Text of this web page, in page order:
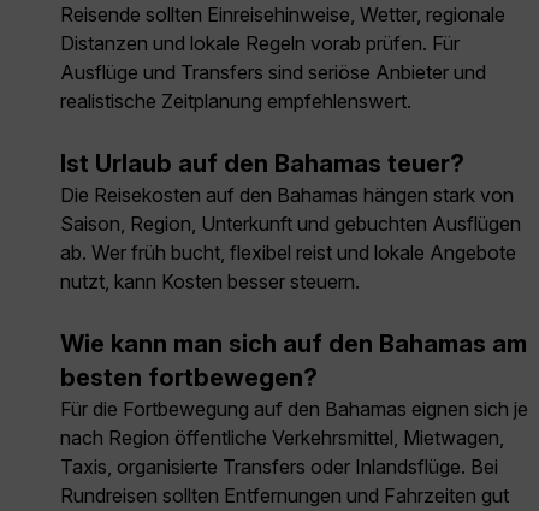
Reisende sollten Einreisehinweise, Wetter, regionale
Distanzen und lokale Regeln vorab prüfen. Für
Ausflüge und Transfers sind seriöse Anbieter und
realistische Zeitplanung empfehlenswert.
Ist Urlaub auf den Bahamas teuer?
Die Reisekosten auf den Bahamas hängen stark von
Saison, Region, Unterkunft und gebuchten Ausflügen
ab. Wer früh bucht, flexibel reist und lokale Angebote
nutzt, kann Kosten besser steuern.
Wie kann man sich auf den Bahamas am
besten fortbewegen?
Für die Fortbewegung auf den Bahamas eignen sich je
nach Region öffentliche Verkehrsmittel, Mietwagen,
Taxis, organisierte Transfers oder Inlandsflüge. Bei
Rundreisen sollten Entfernungen und Fahrzeiten gut